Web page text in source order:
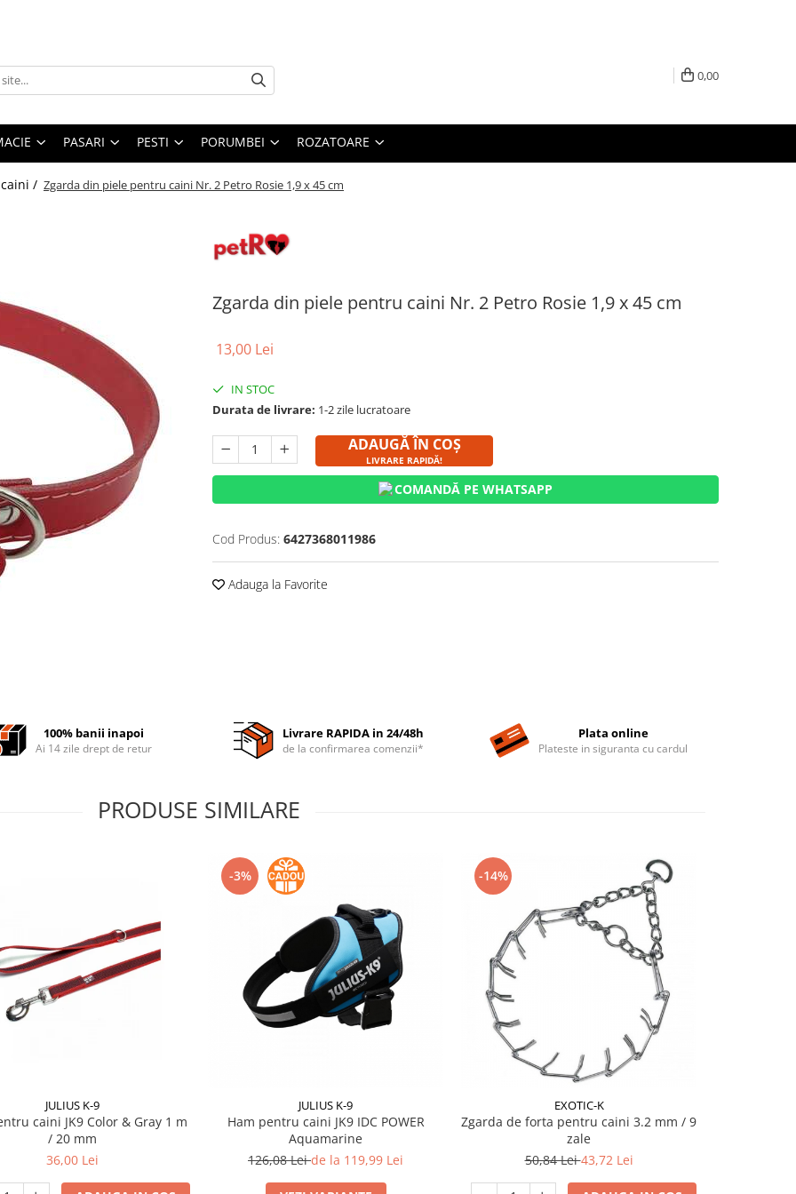
0,00
PASARI PESTI PORUMBEI ROZATOARE
/ Zgarda din piele pentru caini Nr. 2 Petro Rosie 1,9 x 45 cm
Zgarda din piele pentru caini Nr. 2 Petro Rosie 1,9 x 45 cm
13,00 Lei
IN STOC
Durata de livrare: 1-2 zile lucratoare
ADAUGĂ ÎN COȘ
LIVRARE RAPIDĂ!
COMANDĂ PE WHATSAPP
Cod Produs: 6427368011986
Adauga la Favorite
100% banii inapoi
Ai 14 zile drept de retur
Livrare RAPIDA in 24/48h
de la confirmarea comenzii*
Plata online
Plateste in siguranta cu cardul
PRODUSE SIMILARE
JULIUS K-9
caini JK9 Color & Gray 1 m
/ 20 mm
36,00 Lei
-3%
JULIUS K-9
Ham pentru caini JK9 IDC POWER
Aquamarine
126,08 Leide la 119,99 Lei
-14%
EXOTIC-K
Zgarda de forta pentru caini 3.2 mm / 9
zale
50,84 Lei43,72 Lei